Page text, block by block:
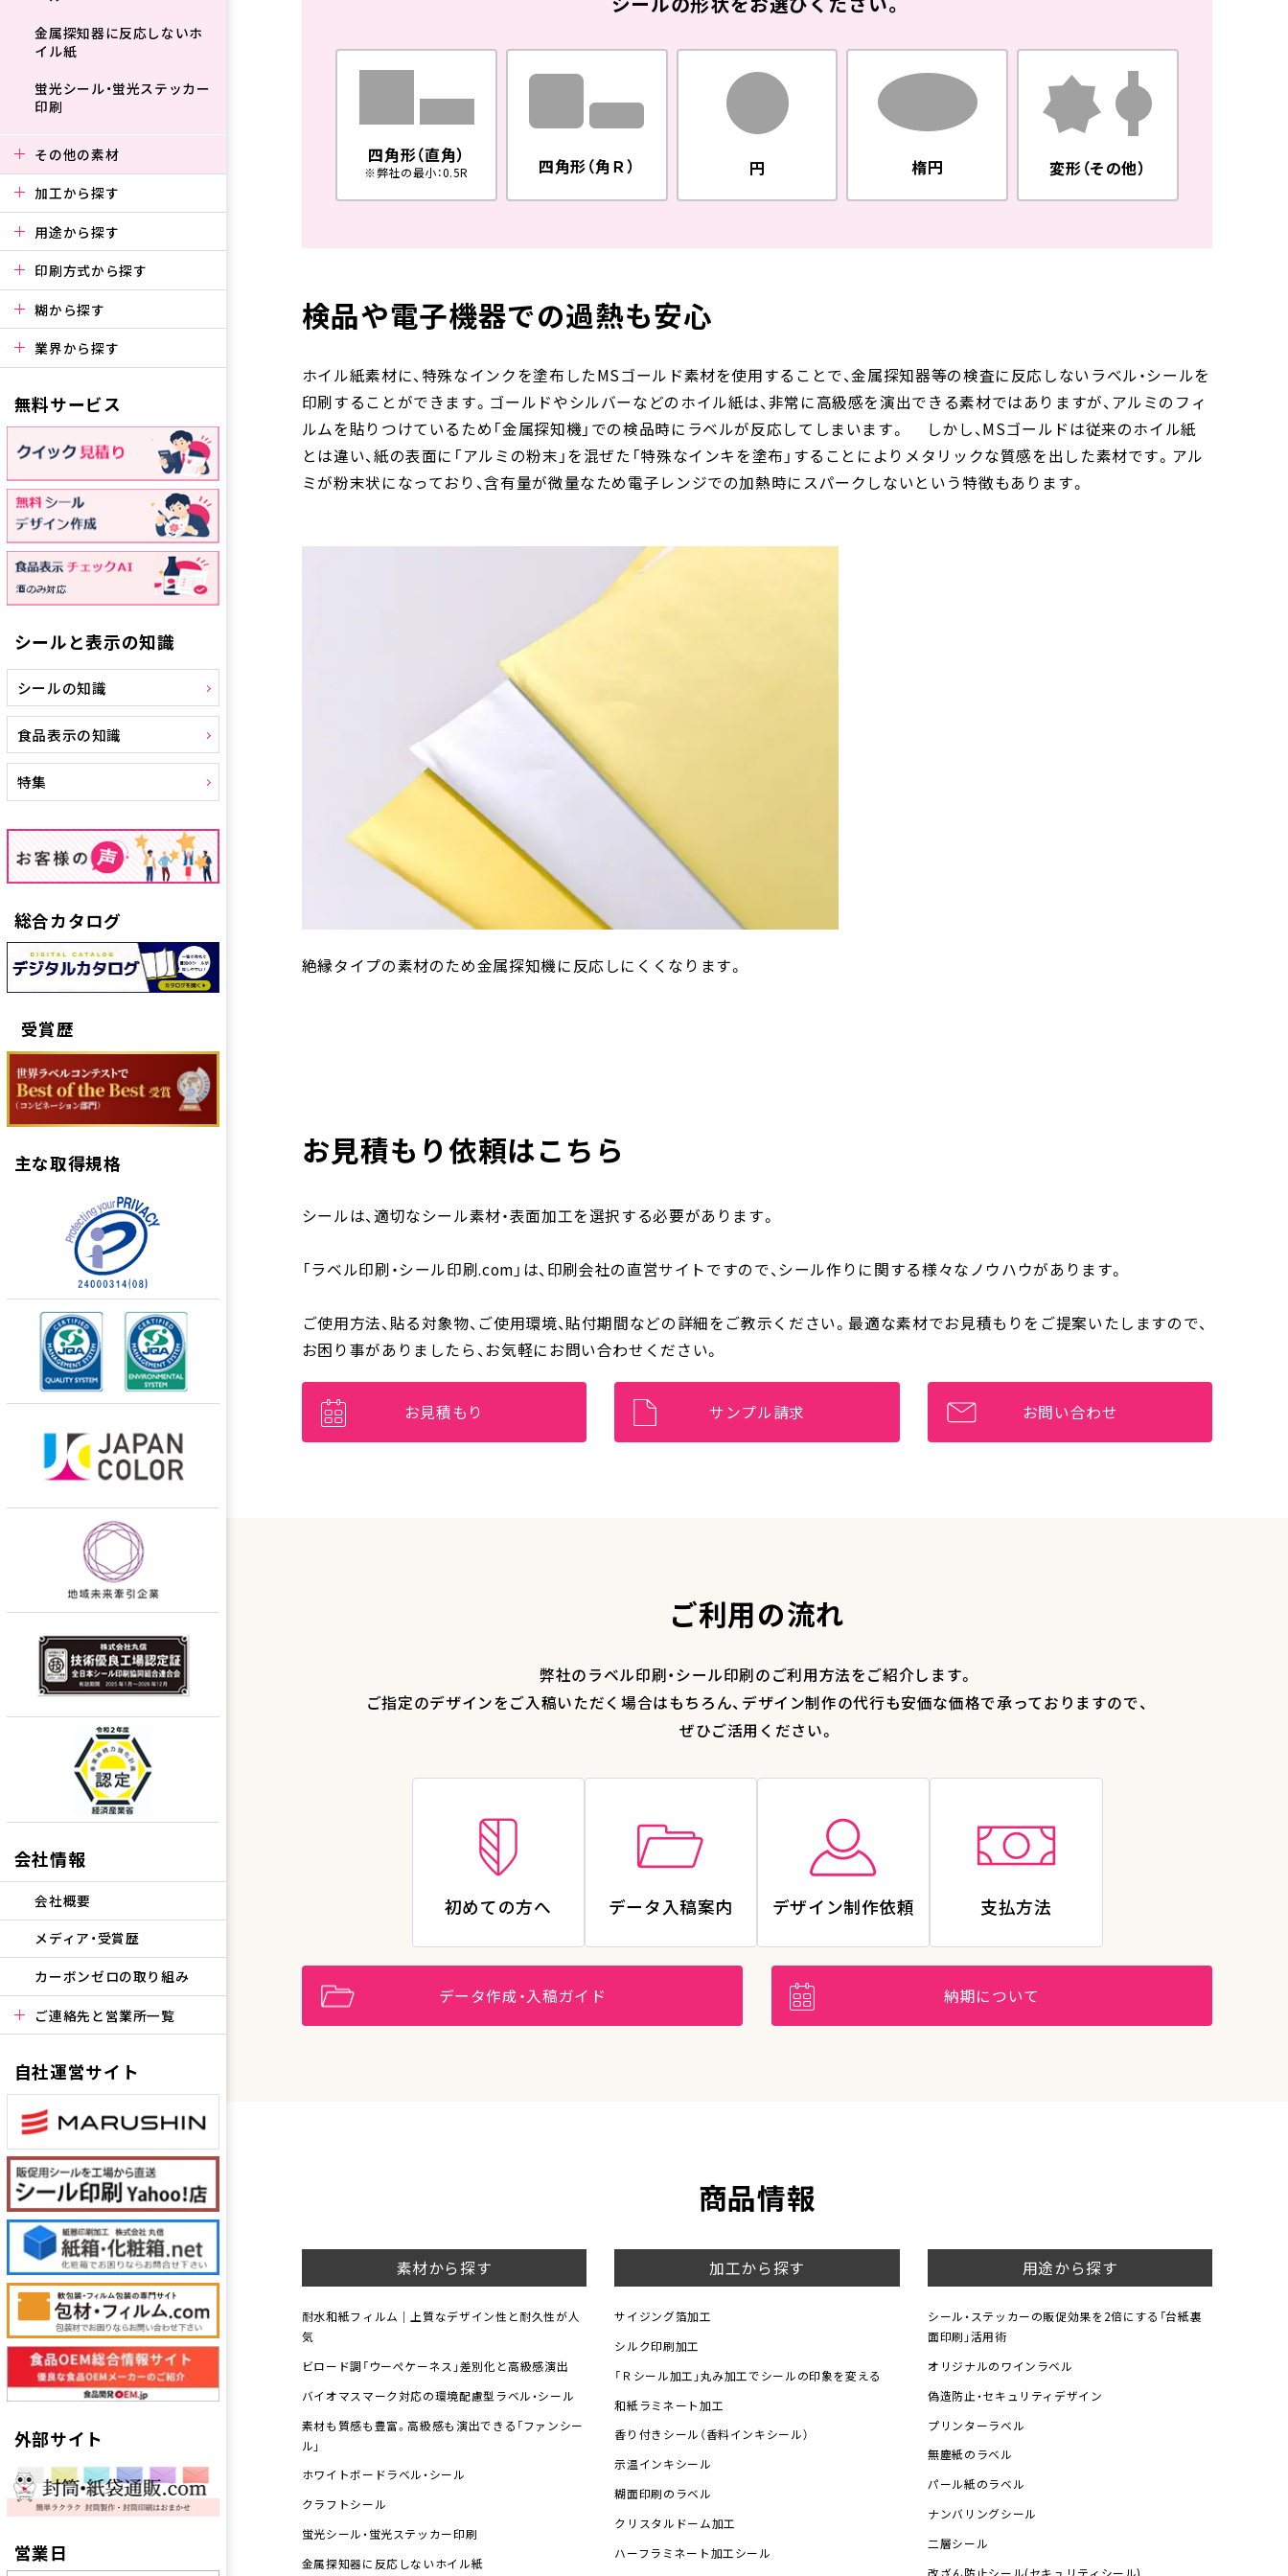
金属探知器に反応しないホ
イル紙
蛍光シール・蛍光ステッカー
印刷
その他の素材
加工から探す
用途から探す
印刷方式から探す
糊から探す
業界から探す
無料サービス
シールと表示の知識
シールの知識
食品表示の知識
特集
総合カタログ
受賞歴
主な取得規格
会社情報
会社概要
メディア・受賞歴
カーボンゼロの取り組み
ご連絡先と営業所一覧
自社運営サイト
外部サイト
営業日
四角形（直角）
※弊社の最小：0.5R 四角形（角Ｒ） 円 楕円 変形（その他）
検品や電子機器での過熱も安心
ホイル紙素材に、特殊なインクを塗布したMSゴールド素材を使用することで、金属探知器等の検査に反応しないラベル・シールを
印刷することができます。ゴールドやシルバーなどのホイル紙は、非常に高級感を演出できる素材ではありますが、アルミのフィ
ルムを貼りつけているため「金属探知機」での検品時にラベルが反応してしまいます。 しかし、MSゴールドは従来のホイル紙
とは違い、紙の表面に「アルミの粉末」を混ぜた「特殊なインキを塗布」することによりメタリックな質感を出した素材です。アル
ミが粉末状になっており、含有量が微量なため電子レンジでの加熱時にスパークしないという特徴もあります。
絶縁タイプの素材のため金属探知機に反応しにくくなります。
お見積もり依頼はこちら
シールは、適切なシール素材・表面加工を選択する必要があります。
「ラベル印刷・シール印刷.com」は、印刷会社の直営サイトですので、シール作りに関する様々なノウハウがあります。
ご使用方法、貼る対象物、ご使用環境、貼付期間などの詳細をご教示ください。最適な素材でお見積もりをご提案いたしますので、
お困り事がありましたら、お気軽にお問い合わせください。
お見積もり サンプル請求 お問い合わせ
ご利用の流れ
弊社のラベル印刷・シール印刷のご利用方法をご紹介します。
ご指定のデザインをご入稿いただく場合はもちろん、デザイン制作の代行も安価な価格で承っておりますので、
ぜひご活用ください。
初めての方へ データ入稿案内 デザイン制作依頼 支払方法
データ作成・入稿ガイド 納期について
商品情報
素材から探す
耐水和紙フィルム｜上質なデザイン性と耐久性が人
気
ビロード調「ウーぺケーネス」差別化と高級感演出
バイオマスマーク対応の環境配慮型ラベル・シール
素材も質感も豊富。高級感も演出できる「ファンシー
ル」
ホワイトボードラベル・シール
クラフトシール
蛍光シール・蛍光ステッカー印刷
金属探知器に反応しないホイル紙
加工から探す
サイジング箔加工
シルク印刷加工
「Ｒシール加工」丸み加工でシールの印象を変える
和紙ラミネート加工
香り付きシール（香料インキシール）
示温インキシール
糊面印刷のラベル
クリスタルドーム加工
ハーフラミネート加工シール
用途から探す
シール・ステッカーの販促効果を2倍にする「台紙裏
面印刷」活用術
オリジナルのワインラベル
偽造防止・セキュリティデザイン
プリンターラベル
無塵紙のラベル
パール紙のラベル
ナンバリングシール
二層シール
改ざん防止シール(セキュリティシール)